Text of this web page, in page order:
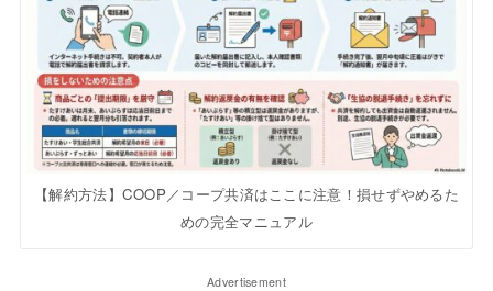
【解約方法】COOP／コープ共済はここに注意！損せずやめるた
めの完全マニュアル
Advertisement